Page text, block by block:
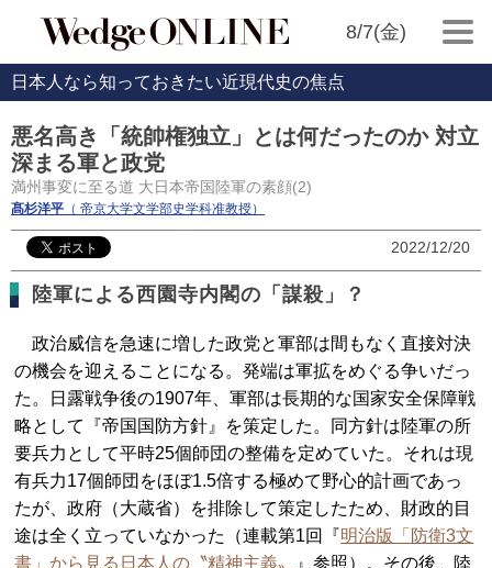
8/7(金)
日本人なら知っておきたい近現代史の焦点
悪名高き「統帥権独立」とは何だったのか 対立
深まる軍と政党
満州事変に至る道 大日本帝国陸軍の素顔(2)
髙杉洋平 （ 帝京大学文学部史学科准教授）
2022/12/20
陸軍による西園寺内閣の「謀殺」？
政治威信を急速に増した政党と軍部は間もなく直接対決
の機会を迎えることになる。発端は軍拡をめぐる争いだっ
た。日露戦争後の1907年、軍部は長期的な国家安全保障戦
略として『帝国国防方針』を策定した。同方針は陸軍の所
要兵力として平時25個師団の整備を定めていた。それは現
有兵力17個師団をほぼ1.5倍する極めて野心的計画であっ
たが、政府（大蔵省）を排除して策定したため、財政的目
途は全く立っていなかった（連載第1回『明治版「防衛3文
書」から見る日本人の〝精神主義〟
』参照）。その後、陸